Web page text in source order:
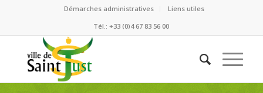
Démarches administratives
Liens utiles
Tél.: +33 (0)4 67 83 56 00